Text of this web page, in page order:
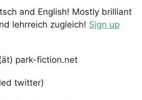
and English! Mostly brilliant
lehrreich zugleich! Sign up
park-fiction.net
twitter)